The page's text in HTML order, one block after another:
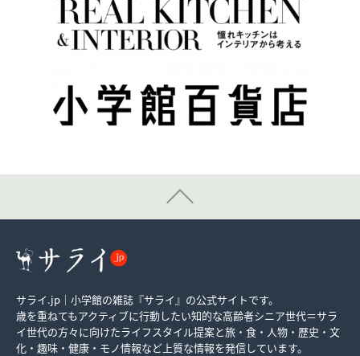
サライ.jp｜小学館の雑誌『サライ』の公式サイトです。
歳を重ねてもアクティブに行動したい知的な高齢者シニア世代＝サラ
イ世代の方々に向けたライフスタイル提案と旅・食・人物・歴史・文
化・趣味・健康・モノ情報など上質な情報を発信しています。